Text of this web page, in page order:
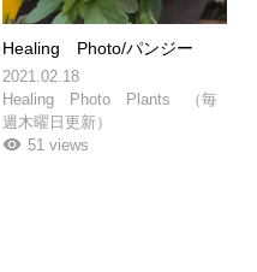
Healing Photo/パンジー
2021.02.18
Healing Photo Plants （毎
週木曜日更新）
51 views